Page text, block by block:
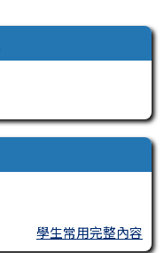
學生常用完整內容